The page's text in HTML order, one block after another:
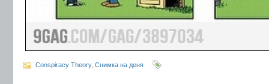
Conspiracy Theory, Снимка на деня